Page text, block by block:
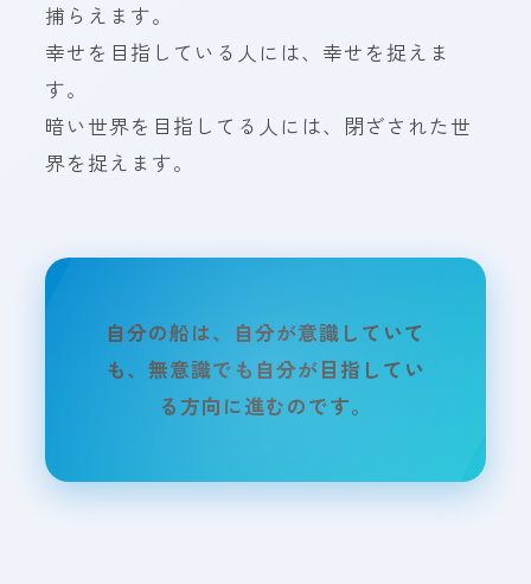
捕らえます。
幸せを目指している人には、幸せを捉えま
す。
暗い世界を目指してる人には、閉ざされた世
界を捉えます。
自分の船は、自分が意識していて
も、無意識でも自分が目指してい
る方向に進むのです。